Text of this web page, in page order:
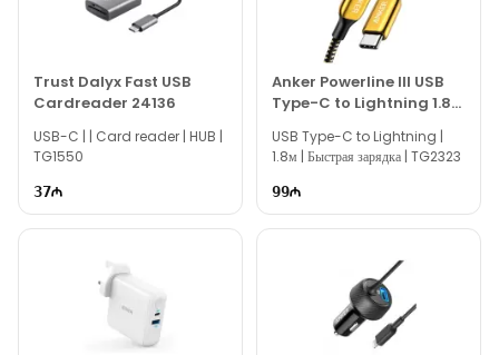
по другой продукции различных брендов, вы можете
Если вам нужна помощь с выбором, наши опытные
специалисты готовы помочь вам ежедневно с 10:00 до 19:00.
Мы всегда готовы ответить на все ваши вопросы,
связанные с моделью Сетевой фильтр HuntKey SZM304
Power Strip 2 м, через онлайн-поддержку на нашем сайте.
Вне рабочего времени вы можете оставить заявку по
Благодарим вас за проявленный интерес к нашей
компании!
Trust Dalyx Fast USB
Cardreader 24136
USB-C | | Card reader | HUB |
TG1550
37
Anker Powerline III USB
Type-C to Lightning 1.8
USB Type-C to Lightning |
1.8м | Быстрая зарядка | TG2323
99